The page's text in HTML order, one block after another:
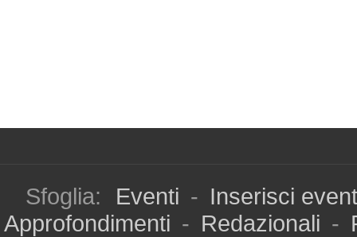
Sfoglia: Eventi - Inserisci
Approfondimenti - Redazionali -